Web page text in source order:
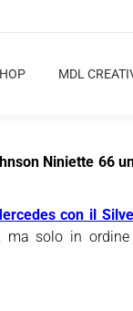
MDL
Niniette 66
con il
ma solo in ordine